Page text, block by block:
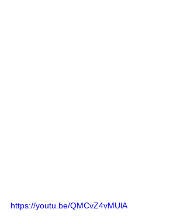
https://youtu.be/QMCvZ4vMUlA